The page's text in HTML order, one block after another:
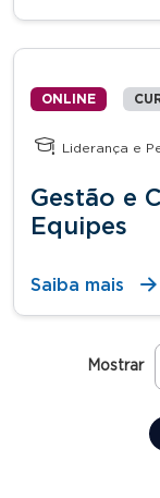
ONLINE
Liderança e
Gestão e
Equipes
Saiba mais
Mostrar